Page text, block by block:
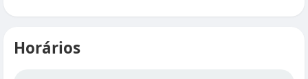
Horários